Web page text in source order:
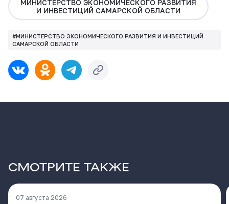
МИНИСТЕРСТВО ЭКОНОМИЧЕСКОГО РАЗВИТИЯ
И ИНВЕСТИЦИЙ САМАРСКОЙ ОБЛАСТИ
#МИНИСТЕРСТВО ЭКОНОМИЧЕСКОГО РАЗВИТИЯ И ИНВЕСТИЦИЙ
САМАРСКОЙ ОБЛАСТИ
СМОТРИТЕ ТАКЖЕ
07 августа 2026